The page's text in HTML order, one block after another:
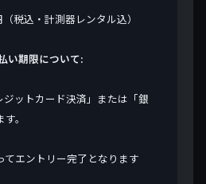
税込・計測器レンタル込）
い期限について:
ジットカード決済」または「銀
。
てエントリー完了となります